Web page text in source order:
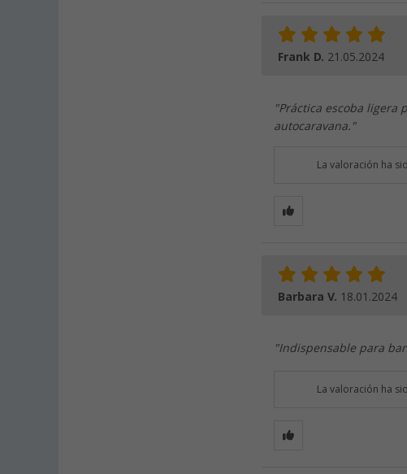
Frank D. 21.05.2024
"Práctica escoba ligera
autocaravana."
La valoración ha
Barbara V. 18.01.2024
"Indispensable para
La valoración ha